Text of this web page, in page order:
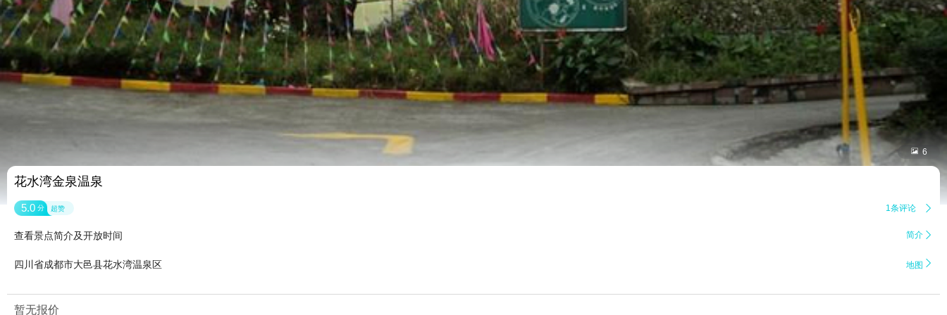
 6
花水湾金泉温泉
5.0 分 超赞 1条评论 
查看景点简介及开放时间 简介 
四川省成都市大邑县花水湾温泉区 地图 
暂无报价